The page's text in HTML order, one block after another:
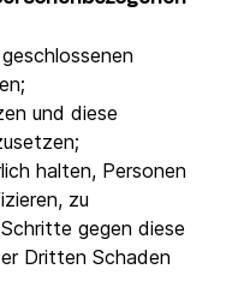
und diese
halten, Personen
zu
gegen diese
Dritten Schaden